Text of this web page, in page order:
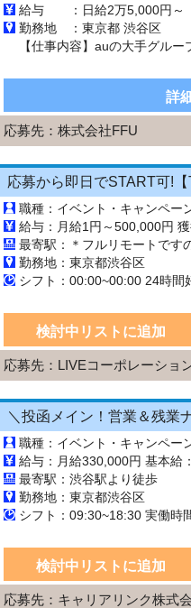
給与 ： 日給2万5,000円～
勤務地 ： 東京都 渋谷区
詳
応募先： 株式会社FFU
職種：イベント・キャンペー
勤務地：東京都渋谷区
検討中リストに追加
応募先：LIVEコーポレーショ
職種：イベント・キャンペー
最寄駅：渋谷駅より徒歩
勤務地：東京都渋谷区
検討中リストに追加
応募先：キャリアリンク株式